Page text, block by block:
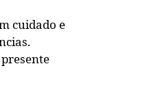
cuidado e